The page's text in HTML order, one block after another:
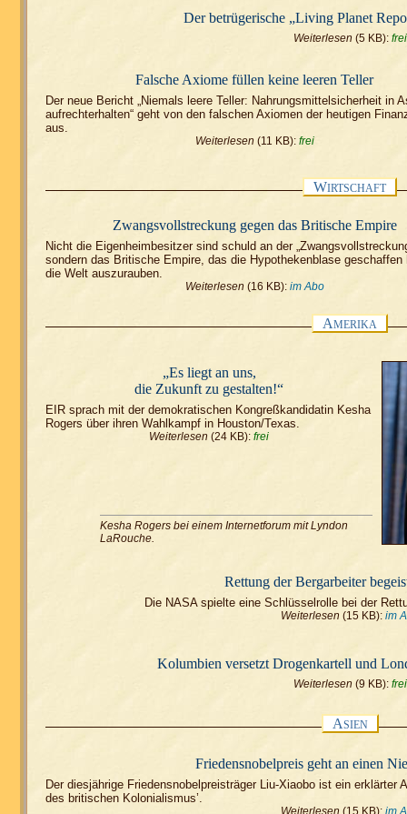
Der betrügerische „Living Planet
Weiterlesen (5 KB): frei
Falsche Axiome füllen keine leeren Teller
Der neue Bericht „Niemals leere Teller: Nahrungsmittelsicherheit in
aufrechterhalten“ geht von den falschen Axiomen der heutigen
aus.
Weiterlesen (11 KB): frei
WIRTSCHAFT
Zwangsvollstreckung gegen das Britische Empire
Nicht die Eigenheimbesitzer sind schuld an der
sondern das Britische Empire, das die Hypothekenblase geschaffen
die Welt auszurauben.
Weiterlesen (16 KB): im Abo
AMERIKA
„Es liegt an uns,
die Zukunft zu gestalten!“
EIR sprach mit der demokratischen Kongreßkandidatin Kesha
Rogers über ihren Wahlkampf in Houston/Texas.
Weiterlesen (24 KB): frei
Kesha Rogers bei einem Internetforum mit Lyndon
LaRouche.
Rettung der Bergarbeiter
Die NASA spielte eine Schlüsselrolle bei der
Weiterlesen (15 KB): im
Kolumbien versetzt Drogenkartell und
Weiterlesen (9 KB): frei
ASIEN
Friedensnobelpreis geht an einen
Der diesjährige Friedensnobelpreisträger Liu-Xiaobo ist ein erklärter
des britischen Kolonialismus’.
Weiterlesen (15 KB): im